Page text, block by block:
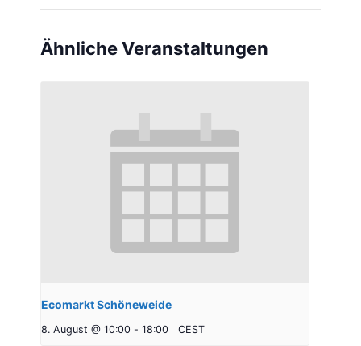
Ähnliche Veranstaltungen
Ecomarkt Schöneweide
8. August @ 10:00 - 18:00 CEST